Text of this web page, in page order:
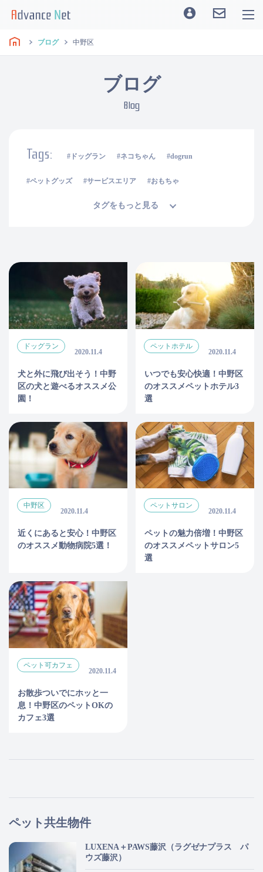
ブログ 中野区
ブログ
Blog
Tags: ドッグラン ネコちゃん dogrun
ペットグッズ サービスエリア おもちゃ
タグをもっと見る
ドッグラン
2020.11.4
犬と外に飛び出そう！中野
区の犬と遊べるオススメ公
園！
ペットホテル
2020.11.4
いつでも安心快適！中野区
のオススメペットホテル3
選
中野区
2020.11.4
近くにあると安心！中野区
のオススメ動物病院5選！
ペットサロン
2020.11.4
ペットの魅力倍増！中野区
のオススメペットサロン5
選
ペット可カフェ
2020.11.4
お散歩ついでにホッと一
息！中野区のペットOKの
カフェ3選
ペット共生物件
LUXENA＋PAWS藤沢（ラグゼナプラス パ
ウズ藤沢）